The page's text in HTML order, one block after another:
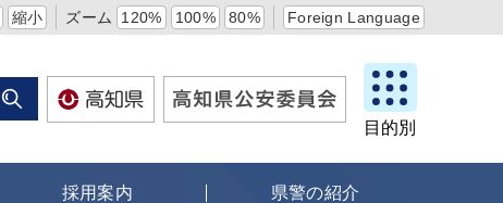
縮小 ズーム 120% 100% 80% Foreign Language
目的別
採用案内 県警の紹介